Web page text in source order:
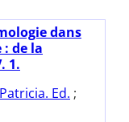
dans
de la
1.
Ed. ;